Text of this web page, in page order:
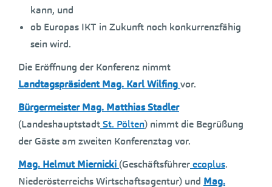
kann, und
ob Europas IKT in Zukunft noch konkurrenzfähig
sein wird.
Die Eröffnung der Konferenz nimmt
Landtagspräsident Mag. Karl Wilfingvor.
Bürgermeister Mag. Matthias Stadler
(LandeshauptstadtSt. Pölten) nimmt die Begrüßung
der Gäste am zweiten Konferenztag vor.
Mag. Helmut Miernicki (Geschäftsführerecoplus.
Niederösterreichs Wirtschaftsagentur) und Mag.